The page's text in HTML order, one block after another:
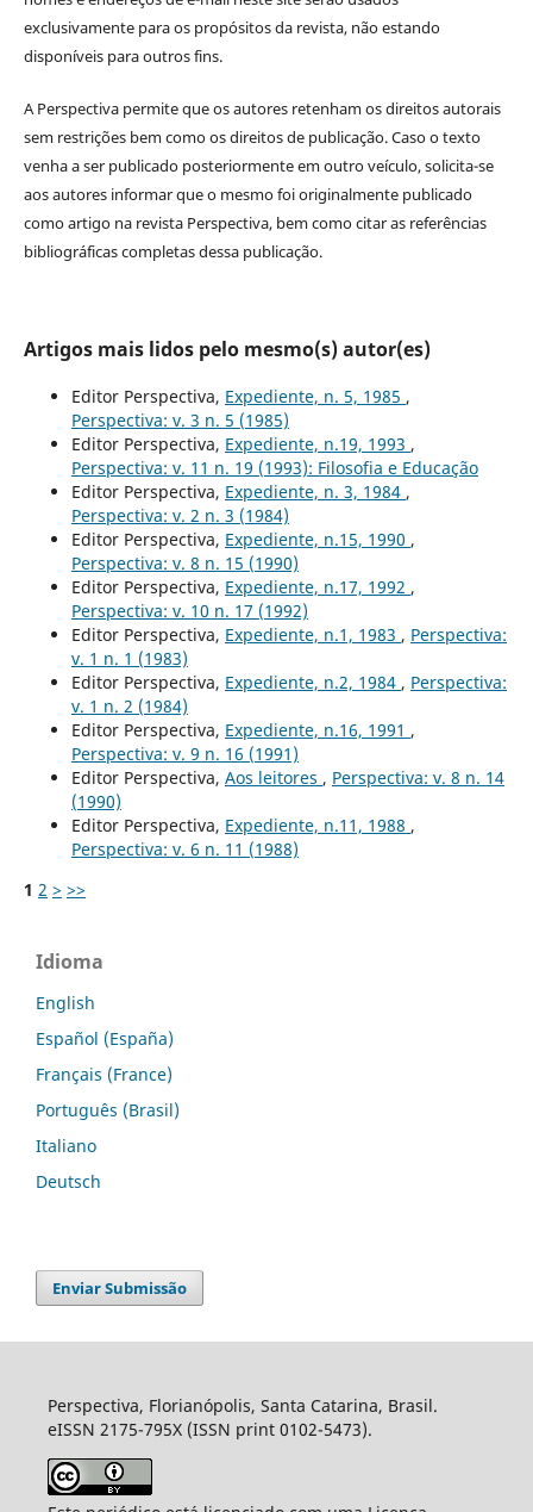
exclusivamente para os propósitos da revista, não estando
disponíveis para outros fins.
A Perspectiva permite que os autores retenham os direitos autorais
sem restrições bem como os direitos de publicação. Caso o texto
venha a ser publicado posteriormente em outro veículo, solicita-se
aos autores informar que o mesmo foi originalmente publicado
como artigo na revista Perspectiva, bem como citar as referências
bibliográficas completas dessa publicação.
Artigos mais lidos pelo mesmo(s) autor(es)
Editor Perspectiva, Expediente, n. 5, 1985 ,
Perspectiva: v. 3 n. 5 (1985)
Editor Perspectiva, Expediente, n.19, 1993 ,
Perspectiva: v. 11 n. 19 (1993): Filosofia e Educação
Editor Perspectiva, Expediente, n. 3, 1984 ,
Perspectiva: v. 2 n. 3 (1984)
Editor Perspectiva, Expediente, n.15, 1990 ,
Perspectiva: v. 8 n. 15 (1990)
Editor Perspectiva, Expediente, n.17, 1992 ,
Perspectiva: v. 10 n. 17 (1992)
Editor Perspectiva, Expediente, n.1, 1983 , Perspectiva:
v. 1 n. 1 (1983)
Editor Perspectiva, Expediente, n.2, 1984 , Perspectiva:
v. 1 n. 2 (1984)
Editor Perspectiva, Expediente, n.16, 1991 ,
Perspectiva: v. 9 n. 16 (1991)
Editor Perspectiva, Aos leitores , Perspectiva: v. 8 n. 14
(1990)
Editor Perspectiva, Expediente, n.11, 1988 ,
Perspectiva: v. 6 n. 11 (1988)
1 2 > >>
Idioma
English
Español (España)
Français (France)
Português (Brasil)
Italiano
Deutsch
Enviar Submissão
Perspectiva, Florianópolis, Santa Catarina, Brasil.
eISSN 2175-795X (ISSN print 0102-5473).